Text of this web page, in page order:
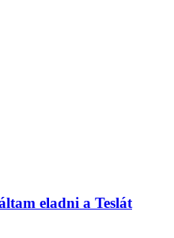
eladni a Teslát